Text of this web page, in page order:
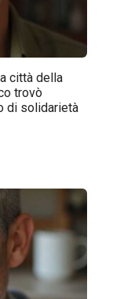
città della
trovò
di solidarietà